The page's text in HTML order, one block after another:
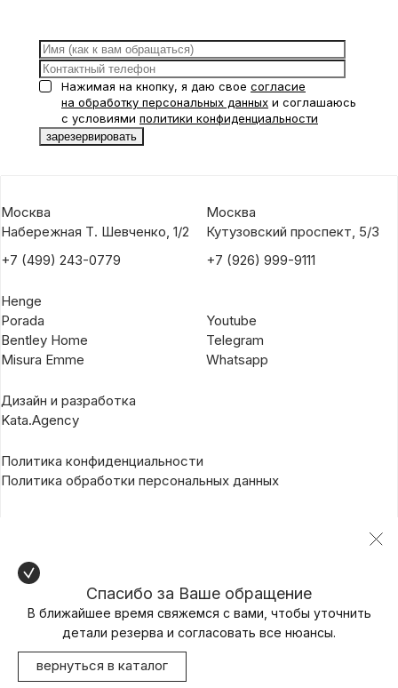
Нажимая на кнопку, я даю свое согласие
на обработку персональных данных и соглашаюсь
с условиями политики конфиденциальности
Москва
Набережная Т. Шевченко, 1/2
+7 (499) 243-0779
Москва
Кутузовский проспект, 5/3
+7 (926) 999-9111
Henge
Porada
Bentley Home
Misura Emme
Youtube
Telegram
Whatsapp
Дизайн и разработка
Kata.Agency
Политика конфиденциальности
Политика обработки персональных данных
Спасибо за Ваше обращение
В ближайшее время свяжемся с вами, чтобы уточнить
детали резерва и согласовать все нюансы.
вернуться в каталог